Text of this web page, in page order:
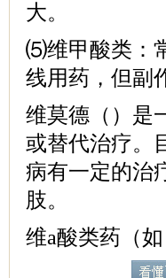
大。
⑸维甲酸类：
线用药，但副
维莫德（）是
或替代治疗。
病有一定的治
肢。
维a酸类药（如